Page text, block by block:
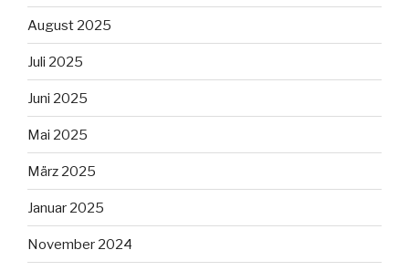
August 2025
Juli 2025
Juni 2025
Mai 2025
März 2025
Januar 2025
November 2024